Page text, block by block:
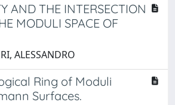
AND THE INTERSECTION
MODULI SPACE OF
ALESSANDRO
Ring of Moduli
Surfaces.